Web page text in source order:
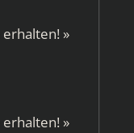
erhalten! »
erhalten! »